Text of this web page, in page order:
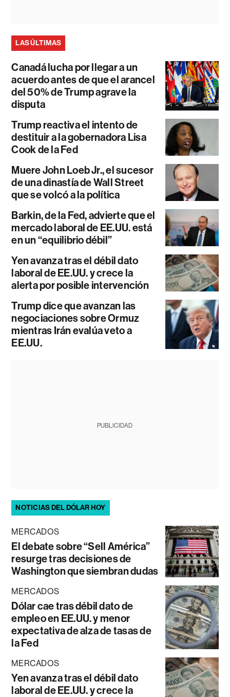
LAS ÚLTIMAS
Canadá lucha por llegar a un
acuerdo antes de que el arancel
del 50% de Trump agrave la
disputa
Trump reactiva el intento de
destituir a la gobernadora Lisa
Cook de la Fed
Muere John Loeb Jr., el sucesor
de una dinastía de Wall Street
que se volcó a la política
Barkin, de la Fed, advierte que el
mercado laboral de EE.UU. está
en un “equilibrio débil”
Yen avanza tras el débil dato
laboral de EE.UU. y crece la
alerta por posible intervención
Trump dice que avanzan las
negociaciones sobre Ormuz
mientras Irán evalúa veto a
EE.UU.
PUBLICIDAD
NOTICIAS DEL DÓLAR HOY
MERCADOS
El debate sobre “Sell América”
resurge tras decisiones de
Washington que siembran dudas
MERCADOS
Dólar cae tras débil dato de
empleo en EE.UU. y menor
expectativa de alza de tasas de
la Fed
MERCADOS
Yen avanza tras el débil dato
laboral de EE.UU. y crece la